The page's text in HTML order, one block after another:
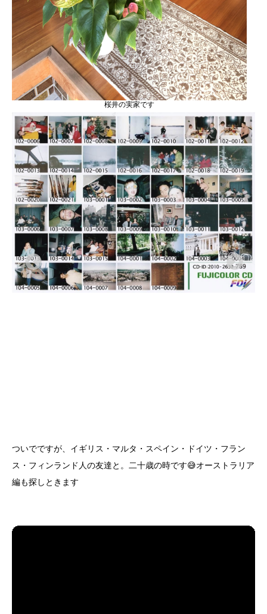
桜井の実家です
ついでですが、イギリス・マルタ・スペイン・ドイツ・フラン
ス・フィンランド人の友達と。二十歳の時です😅オーストラリア
編も探しときます